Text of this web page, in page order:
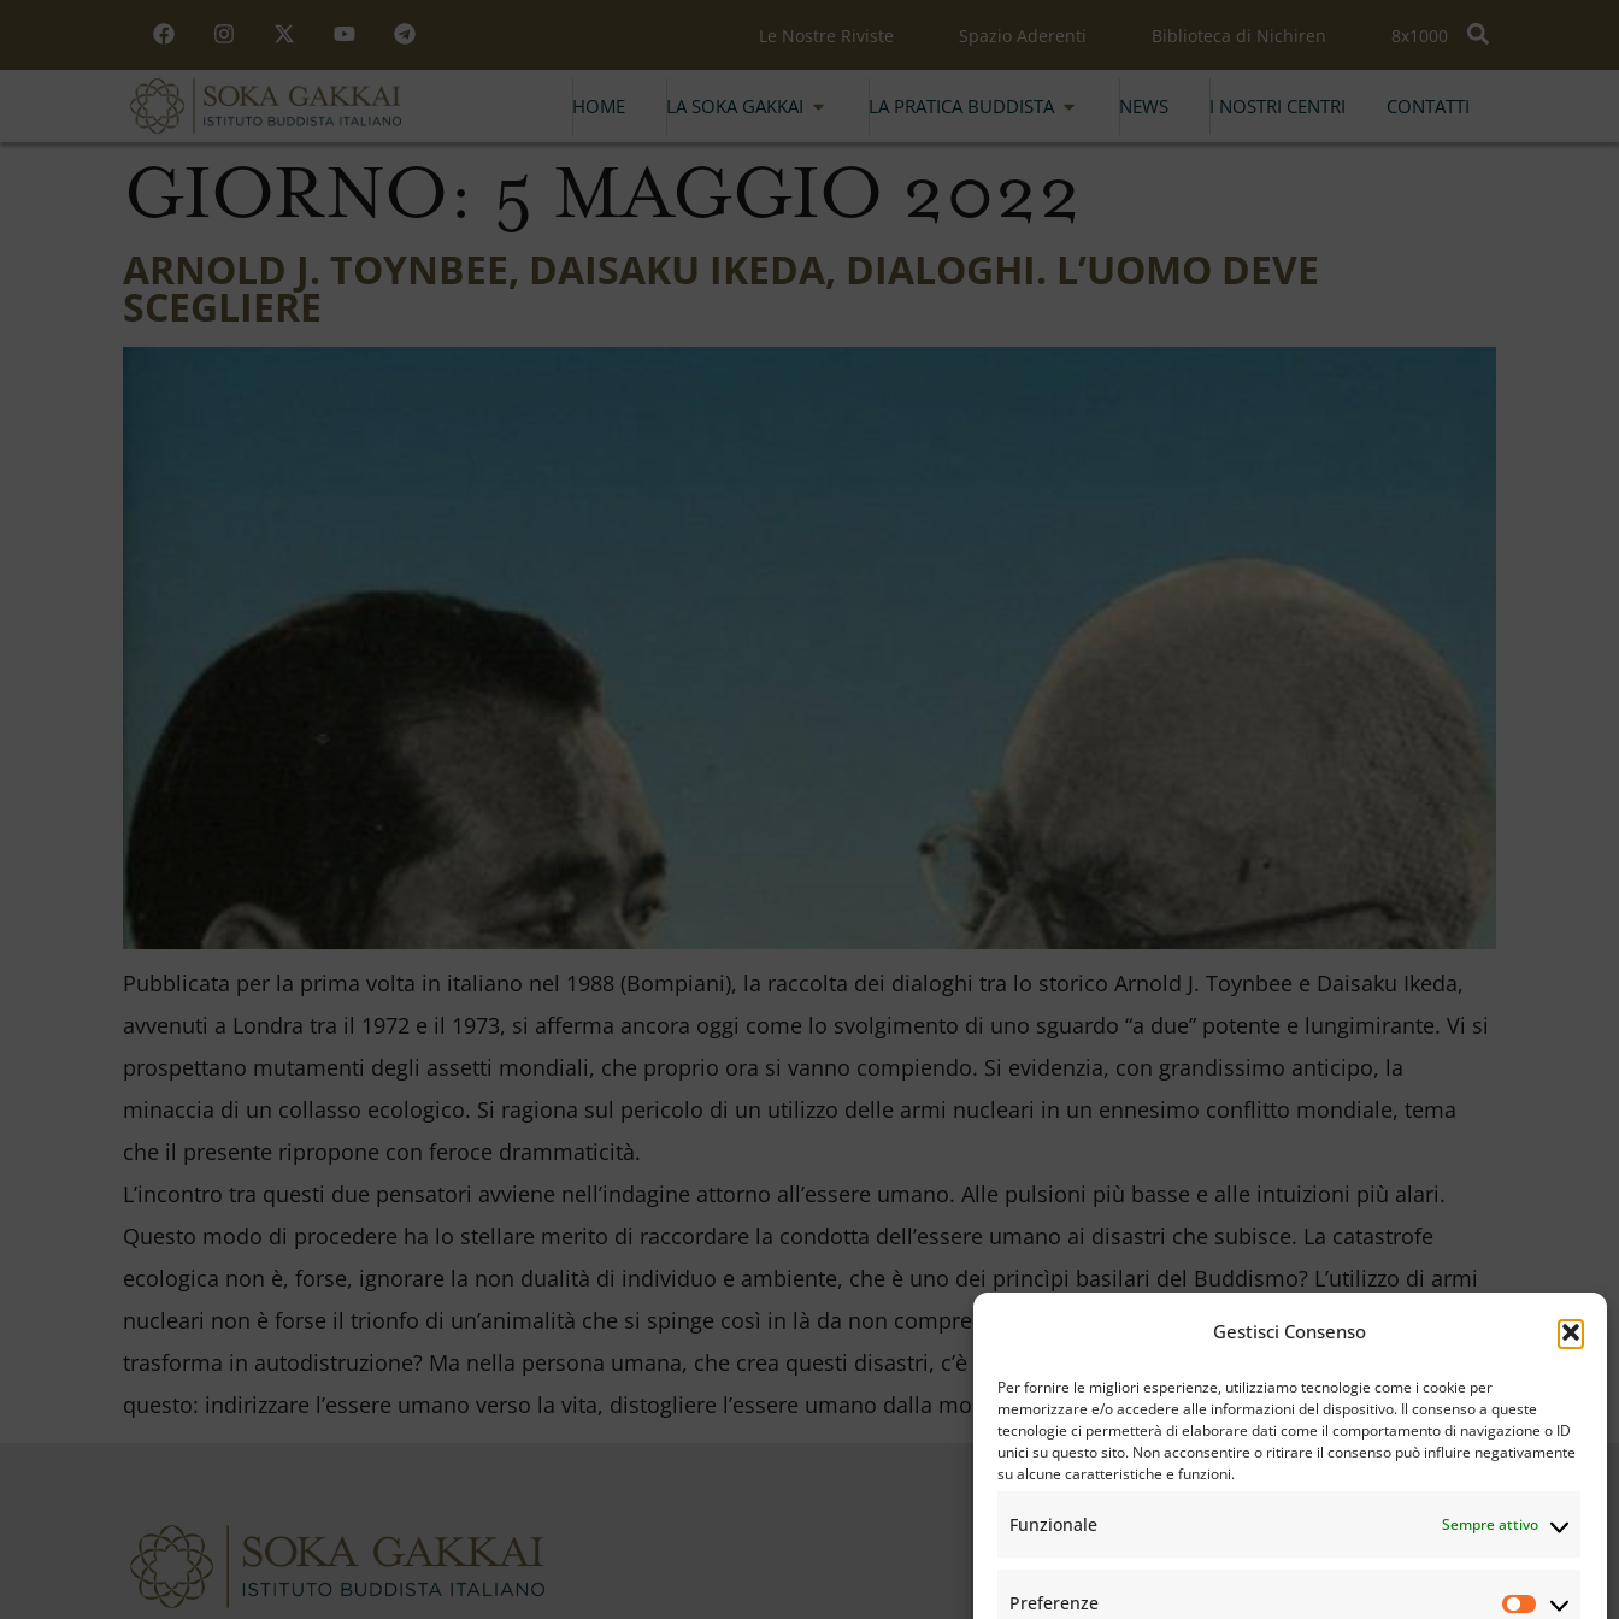
Gestisci Consenso
Per fornire le migliori esperienze, utilizziamo tecnologie come i cookie per
memorizzare e/o accedere alle informazioni del dispositivo. Il consenso a queste
tecnologie ci permetterà di elaborare dati come il comportamento di navigazione o ID
unici su questo sito. Non acconsentire o ritirare il consenso può influire negativamente
su alcune caratteristiche e funzioni.
Funzionale Sempre attivo
Preferenze
Le Nostre Riviste Spazio Aderenti Biblioteca di Nichiren 8x1000
HOME LA SOKA GAKKAI LA PRATICA BUDDISTA NEWS I NOSTRI CENTRI CONTATTI
GIORNO: 5 MAGGIO 2022
ARNOLD J. TOYNBEE, DAISAKU IKEDA, DIALOGHI. L’UOMO DEVE
SCEGLIERE
Pubblicata per la prima volta in italiano nel 1988 (Bompiani), la raccolta dei dialoghi tra lo storico Arnold J. Toynbee e Daisaku Ikeda,
avvenuti a Londra tra il 1972 e il 1973, si afferma ancora oggi come lo svolgimento di uno sguardo “a due” potente e lungimirante. Vi si
prospettano mutamenti degli assetti mondiali, che proprio ora si vanno compiendo. Si evidenzia, con grandissimo anticipo, la
minaccia di un collasso ecologico. Si ragiona sul pericolo di un utilizzo delle armi nucleari in un ennesimo conflitto mondiale, tema
che il presente ripropone con feroce drammaticità.
L’incontro tra questi due pensatori avviene nell’indagine attorno all’essere umano. Alle pulsioni più basse e alle intuizioni più alari.
Questo modo di procedere ha lo stellare merito di raccordare la condotta dell’essere umano ai disastri che subisce. La catastrofe
ecologica non è, forse, ignorare la non dualità di individuo e ambiente, che è uno dei princìpi basilari del Buddismo? L’utilizzo di armi
nucleari non è forse il trionfo di un’animalità che si spinge così in là da non comprendere che la sua ansia di prevaricazione si
trasforma in autodistruzione? Ma nella persona umana, che crea questi disastri, c’è anche la forza per risolverli. La religione serve a
questo: indirizzare l’essere umano verso la vita, distogliere l’essere umano dalla morte.